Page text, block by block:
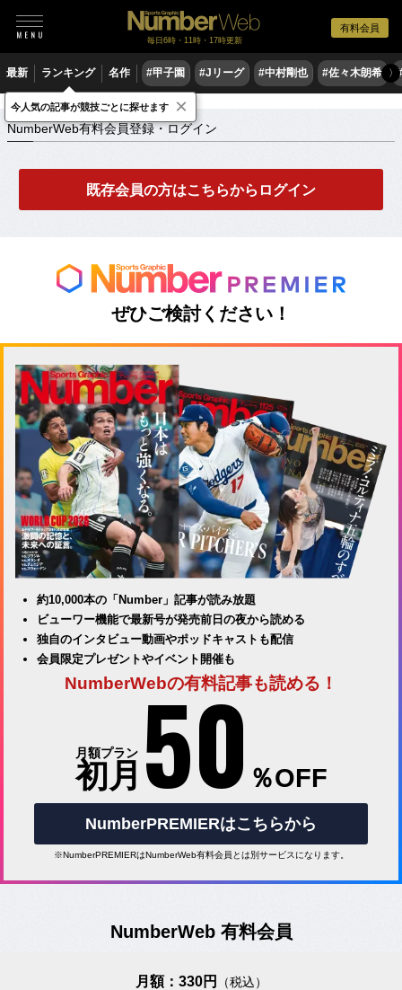
有料会員
毎日6時・11時・17時更新
最新 ランキング 名作 #甲子園 #Jリーグ #中村剛也 #佐々木朗希 〉
NumberWeb有料会員登録・ログイン
NumberWeb有料会員登録・ログイン
既存会員の方はこちらからログイン
ぜひご検討ください！
約10,000本の「Number」記事が読み放題
ビューワー機能で最新号が発売前日の夜から読める
独自のインタビュー動画やポッドキャストも配信
会員限定プレゼントやイベント開催も
NumberWebの有料記事も読める！
月額プラン
初月 50 ％OFF
NumberPREMIERはこちらから
※NumberPREMIERはNumberWeb有料会員とは別サービスになります。
NumberWeb 有料会員
月額：330円 （税込）
今人気の記事が競技ごとに探せます ×